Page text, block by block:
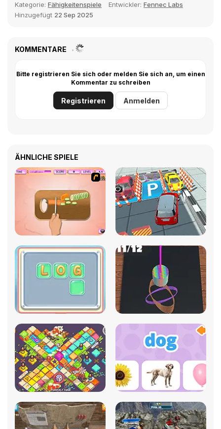
Kategorie: Fähigkeitenspiele Entwickler: Fennec Labs
Hinzugefügt 22 Sep 2025
KOMMENTARE
Bitte registrieren Sie sich oder melden Sie sich an, um einen
Kommentar zu schreiben
Registrieren Anmelden
ÄHNLICHE SPIELE